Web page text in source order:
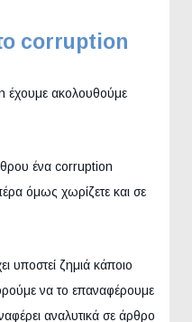
corruption
έχουμε ακολουθούμε
ένα corruption
όμως χωρίζετε και σε
υποστεί ζημιά κάποιο
να το επαναφέρουμε
αναλυτικά σε άρθρο